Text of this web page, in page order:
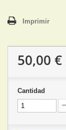
Imprimir
50,00 €
Cantidad